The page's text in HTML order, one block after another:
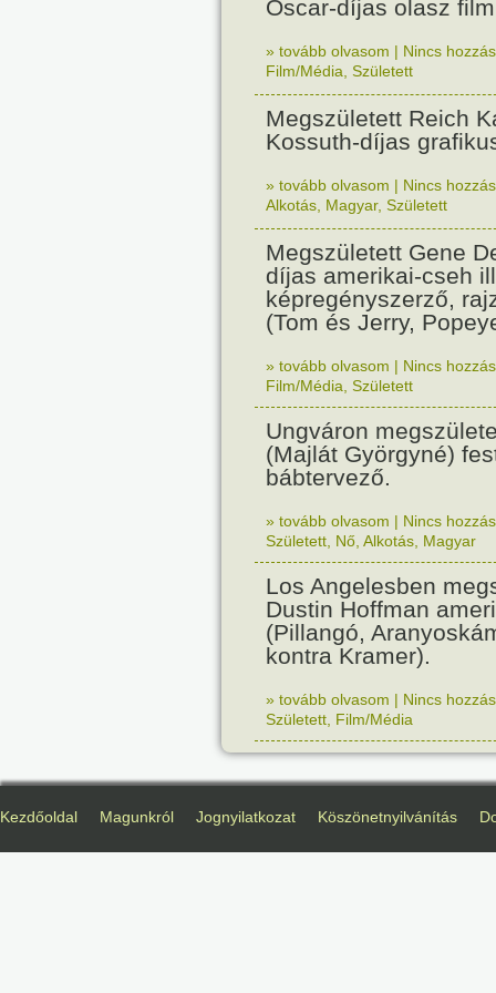
Oscar-díjas olasz
» tovább olvasom | Nincs
Film/Média Született
Megszületett Reich
Kossuth-díjas
» tovább olvasom | Nincs
Alkotás Magyar, Született
Megszületett Gene
díjas amerikai-cseh
képregényszerző,
(Tom és Jerry,
» tovább olvasom | Nincs
Film/Média Született
Ungváron
(Majlát Györgyné)
bábtervező.
» tovább olvasom | Nincs
Született Nő Alkotás Magyar
Los Angelesben
Dustin Hoffman
(Pillangó,
kontra Kramer).
» tovább olvasom | Nincs
Született Film/Média
Kezdőoldal Magunkról Jognyilatkozat Köszönetnyilvánítás